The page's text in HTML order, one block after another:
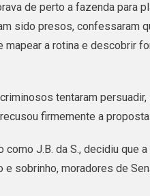
Década
de perto a fazenda para
sido presos, confessaram
a rotina e descobrir
tentaram
firmemente a proposta.
J.B. da S., decidiu que
sobrinho, moradores de